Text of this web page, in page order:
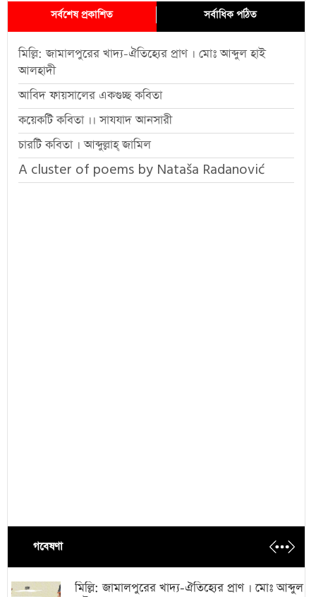
সর্বশেষ প্রকাশিত সর্বাধিক পঠিত
মিল্লি: জামালপুরের খাদ্য-ঐতিহ্যের প্রাণ । মোঃ আব্দুল হাই
আলহাদী
আবিদ ফায়সালের একগুচ্ছ কবিতা
কয়েকটি কবিতা ।। সাযযাদ আনসারী
চারটি কবিতা । আব্দুল্লাহ্ জামিল
A cluster of poems by Nataša Radanović
গবেষণা
মিল্লি: জামালপুরের খাদ্য-ঐতিহ্যের প্রাণ । মোঃ আব্দুল